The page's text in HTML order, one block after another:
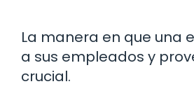
La manera en que una
a sus empleados y
crucial.